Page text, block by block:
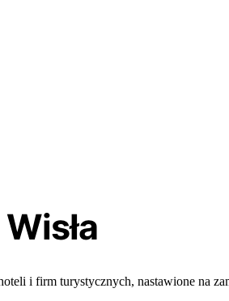
Wisła
i firm turystycznych, nastawione na